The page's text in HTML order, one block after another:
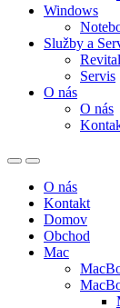
Windows
Služby a
Servis
O nás
O nás
O nás
Kontakt
Domov
Obchod
Mac